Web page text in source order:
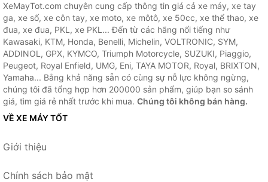
XeMayTot.com chuyên cung cấp thông tin giá cả xe máy, xe tay
ga, xe số, xe côn tay, xe moto, xe môtô, xe 50cc, xe thể thao, xe
đua, xe đua, PKL, xe PKL... Đến từ các hãng nổi tiếng như
Kawasaki, KTM, Honda, Benelli, Michelin, VOLTRONIC, SYM,
ADDINOL, GPX, KYMCO, Triumph Motorcycle, SUZUKI, Piaggio,
Peugeot, Royal Enfield, UMG, Eni, TAYA MOTOR, Royal, BRIXTON,
Yamaha... Bằng khả năng sẵn có cùng sự nỗ lực không ngừng,
chúng tôi đã tổng hợp hơn 200000 sản phẩm, giúp bạn so sánh
giá, tìm giá rẻ nhất trước khi mua. Chúng tôi không bán hàng.
VỀ XE MÁY TỐT
Giới thiệu
Chính sách bảo mật